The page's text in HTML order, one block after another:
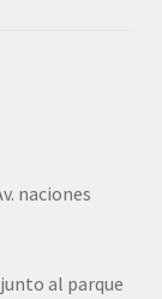
naciones
al parque